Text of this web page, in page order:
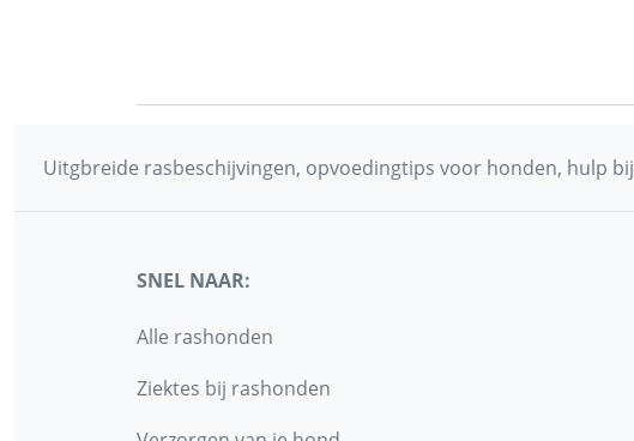
Uitgbreide rasbeschijvingen, opvoedingtips voor honden, hulp
SNEL NAAR:
Alle rashonden
Ziektes bij rashonden